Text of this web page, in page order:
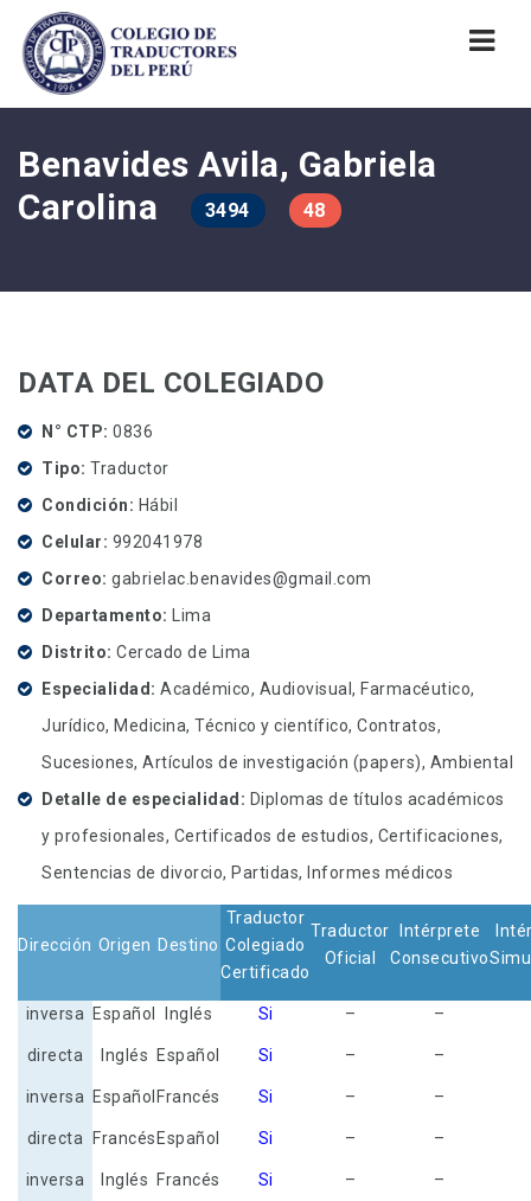
Benavides Avila, Gabriela
Carolina
3494 48
DATA DEL COLEGIADO
N° CTP 0836
Tipo Traductor
Condición
Hábil
Celular
992041978
Correo gabrielac.benavides@gmail.com
Departamento Lima
Distrito Cercado de Lima
Especialidad Académico, Audiovisual, Farmacéutico,
Jurídico, Medicina, Técnico y científico, Contratos,
Sucesiones, Artículos de investigación (papers), Ambiental
Detalle de especialidad
Diplomas de títulos académicos
y profesionales, Certificados de estudios, Certificaciones,
Sentencias de divorcio, Partidas, Informes médicos
Dirección Origen Destino
Traductor
Colegiado
Certificado
Traductor
Oficial
Intérprete
Consecutivo
inversa Español Inglés Si – –
directa Inglés Español Si – –
inversa Español Francés Si – –
directa Francés Español Si – –
inversa Inglés Francés Si – –